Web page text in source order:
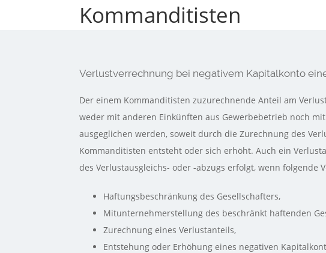
Kommanditisten
Verlustverrechnung bei negativem Kapitalkonto
Der einem Kommanditisten zuzurechnende Anteil am
weder mit anderen Einkünften aus Gewerbebetrieb noch
ausgeglichen werden, soweit durch die Zurechnung des
Kommanditisten entsteht oder sich erhöht. Auch ein
des Verlustausgleichs- oder ‑abzugs erfolgt, wenn folgende
Haftungsbeschränkung des Gesellschafters,
Mitunternehmerstellung des beschränkt haftenden
Zurechnung eines Verlustanteils,
Entstehung oder Erhöhung eines negativen